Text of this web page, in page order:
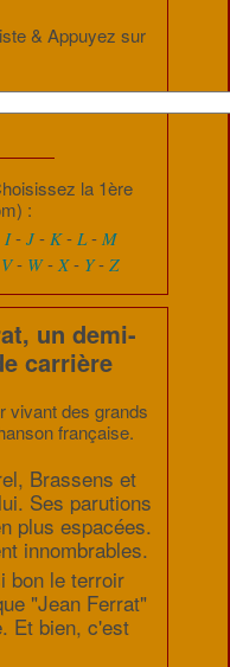
& Appuyez sur
la 1ère
:
I-J - K- L- M
V- W- X- Y-Z
un demi-
carrière
vivant des grands
française.
Brassens et
Ses parutions
plus espacées.
innombrables.
bon le terroir
"Jean Ferrat"
Et bien, c'est